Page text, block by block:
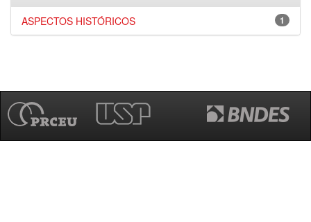
1
ASPECTOS HISTÓRICOS